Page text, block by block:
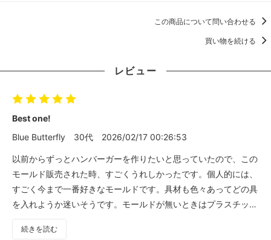
この商品について問い合わせる
買い物を続ける
レビュー
Best one!
Blue Butterfly
30代 2026/02/17 00:26:53
以前からずっとハンバーガーを作りたいと思っていたので、この
モールド販売された時、すごくうれしかったです。個人的には、
すごく今まで一番好きなモールドです。具材も色々あってどの具
を入れようか迷いそうです。モールドが無いときはプラスチック
バーガーをまず作る予定です。サンドウィッチも作れるので、
続きを読む